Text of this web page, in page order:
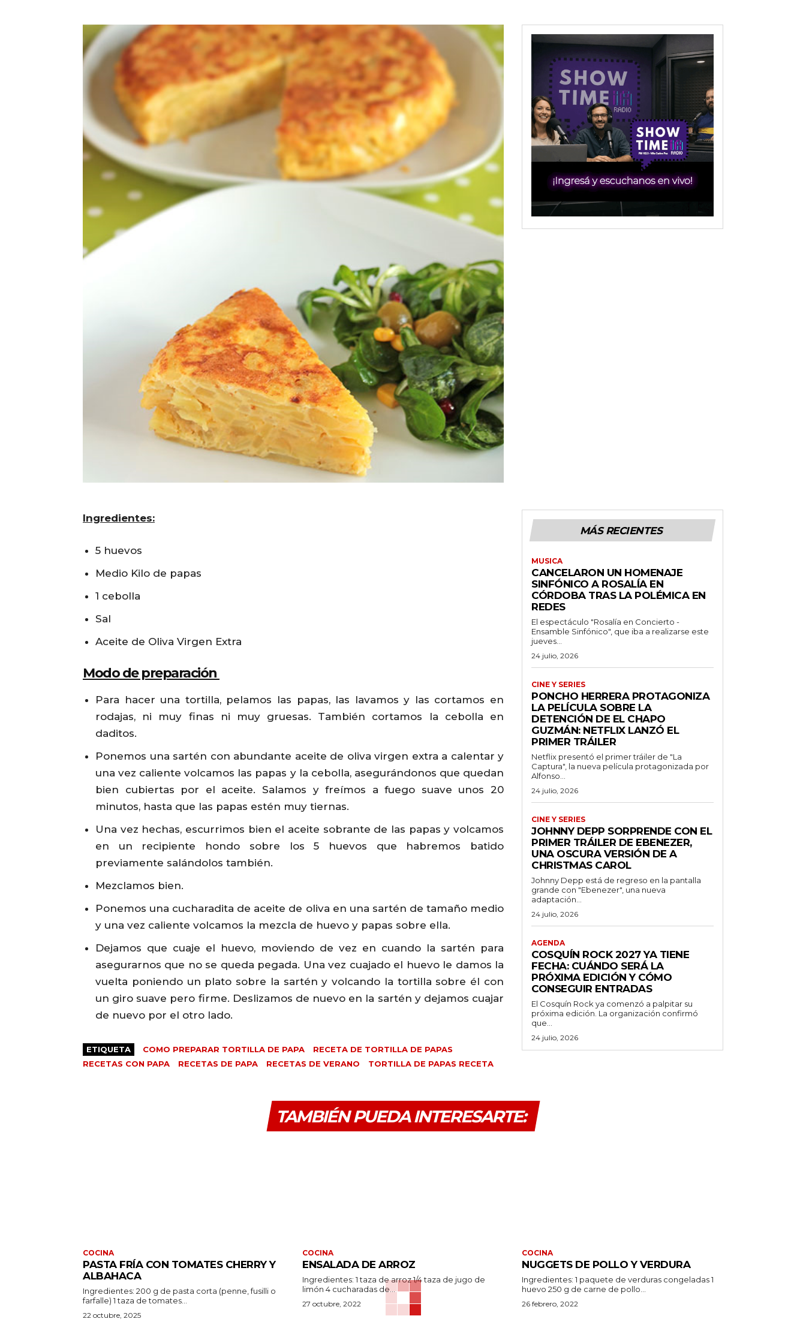
Ingredientes:
5 huevos
Medio Kilo de papas
1 cebolla
Sal
Aceite de Oliva Virgen Extra
Modo de preparación
Para hacer una tortilla, pelamos las papas, las lavamos y las cortamos en
rodajas, ni muy finas ni muy gruesas. También cortamos la cebolla en
daditos.
Ponemos una sartén con abundante aceite de oliva virgen extra a calentar y
una vez caliente volcamos las papas y la cebolla, asegurándonos que quedan
bien cubiertas por el aceite. Salamos y freímos a fuego suave unos 20
minutos, hasta que las papas estén muy tiernas.
Una vez hechas, escurrimos bien el aceite sobrante de las papas y volcamos
en un recipiente hondo sobre los 5 huevos que habremos batido
previamente salándolos también.
Mezclamos bien.
Ponemos una cucharadita de aceite de oliva en una sartén de tamaño medio
y una vez caliente volcamos la mezcla de huevo y papas sobre ella.
Dejamos que cuaje el huevo, moviendo de vez en cuando la sartén para
asegurarnos que no se queda pegada. Una vez cuajado el huevo le damos la
vuelta poniendo un plato sobre la sartén y volcando la tortilla sobre él con
un giro suave pero firme. Deslizamos de nuevo en la sartén y dejamos cuajar
de nuevo por el otro lado.
ETIQUETA COMO PREPARAR TORTILLA DE PAPA
RECETA DE TORTILLA DE PAPAS
RECETAS CON PAPA
RECETAS DE PAPA RECETAS DE VERANO TORTILLA DE PAPAS RECETA
MÁS RECIENTES
MUSICA
CANCELARON UN HOMENAJE
SINFÓNICO A ROSALÍA EN
CÓRDOBA TRAS LA POLÉMICA EN
REDES
El espectáculo "Rosalía en Concierto -
Ensamble Sinfónico", que iba a realizarse este
jueves...
24 julio, 2026
CINE Y SERIES
PONCHO HERRERA PROTAGONIZA
LA PELÍCULA SOBRE LA
DETENCIÓN DE EL CHAPO
GUZMÁN: NETFLIX LANZÓ EL
PRIMER TRÁILER
Netflix presentó el primer tráiler de "La
Captura", la nueva película protagonizada por
Alfonso...
24 julio, 2026
CINE Y SERIES
JOHNNY DEPP SORPRENDE CON EL
PRIMER TRÁILER DE EBENEZER,
UNA OSCURA VERSIÓN DE A
CHRISTMAS CAROL
Johnny Depp está de regreso en la pantalla
grande con "Ebenezer", una nueva
adaptación...
24 julio, 2026
AGENDA
COSQUÍN ROCK 2027 YA TIENE
FECHA: CUÁNDO SERÁ LA
PRÓXIMA EDICIÓN Y CÓMO
CONSEGUIR ENTRADAS
El Cosquín Rock ya comenzó a palpitar su
próxima edición. La organización confirmó
que...
24 julio, 2026
TAMBIÉN PUEDA INTERESARTE:
COCINA
PASTA FRÍA CON TOMATES CHERRY Y
ALBAHACA
Ingredientes: 200 g de pasta corta (penne, fusilli o
farfalle) 1 taza de tomates...
22 octubre, 2025
COCINA
ENSALADA DE ARROZ
Ingredientes: 1 taza de arroz 1/4 taza de jugo de
limón 4 cucharadas de...
27 octubre, 2022
COCINA
NUGGETS DE POLLO Y VERDURA
Ingredientes: 1 paquete de verduras congeladas 1
huevo 250 g de carne de pollo...
26 febrero, 2022